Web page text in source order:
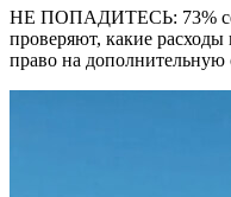
НЕ ПОПАДИТЕСЬ: 73%
проверяют, какие
право на